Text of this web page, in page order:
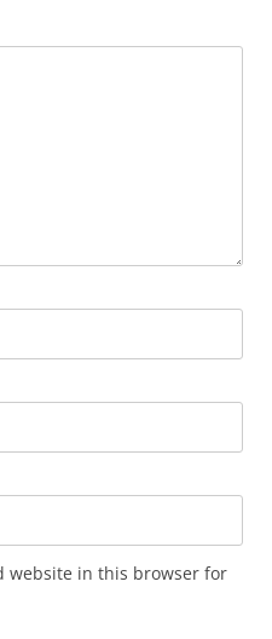
website in this browser for